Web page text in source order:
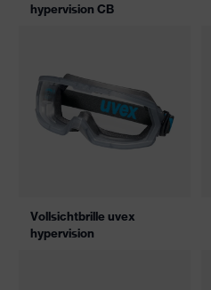
hypervision CB
Vollsichtbrille uvex
hypervision